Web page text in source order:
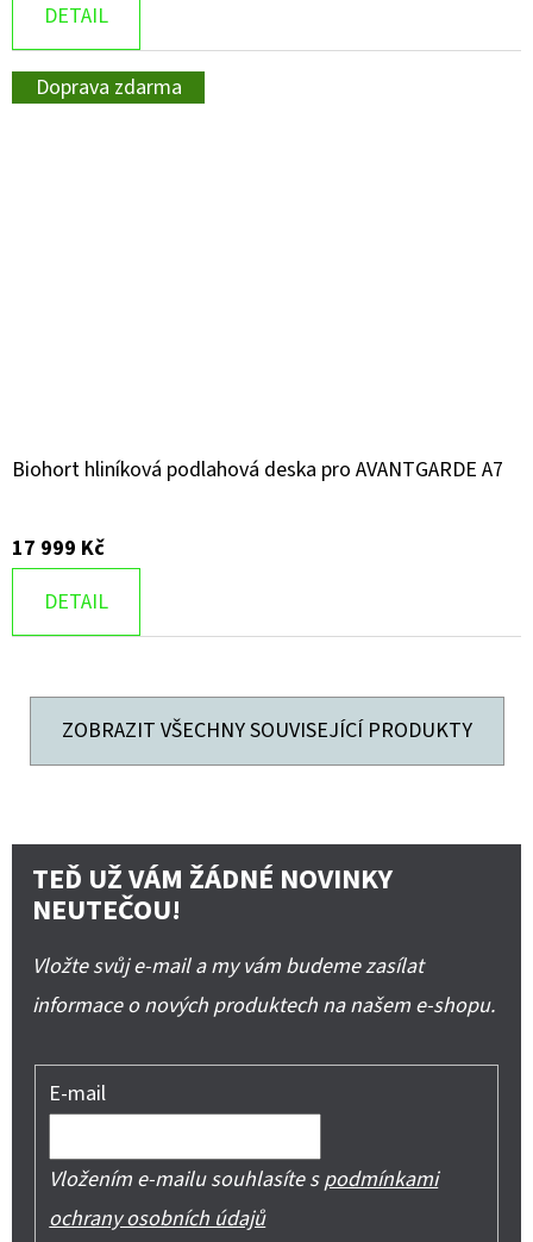
DETAIL
Doprava zdarma
Biohort hliníková podlahová deska pro AVANTGARDE A7
17 999 Kč
DETAIL
ZOBRAZIT VŠECHNY SOUVISEJÍCÍ PRODUKTY
TEĎ UŽ VÁM ŽÁDNÉ NOVINKY
NEUTEČOU!
Vložte svůj e-mail a my vám budeme zasílat
informace o nových produktech na našem e-shopu.
E-mail
Vložením e-mailu souhlasíte spodmínkami
ochrany osobních údajů